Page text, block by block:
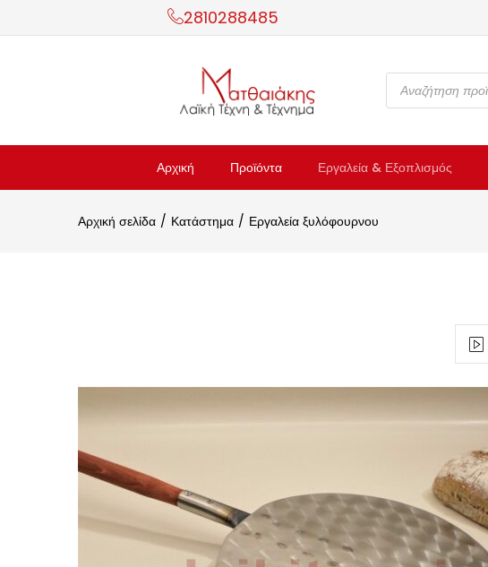
2810288485
Αρχική Προϊόντα Εργαλεία & Εξοπλισμός
Αρχική σελίδα Κατάστημα Εργαλεία ξυλόφουρνου